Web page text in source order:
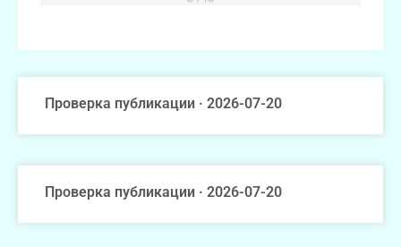
Проверка публикации · 2026-07-20
Проверка публикации · 2026-07-20